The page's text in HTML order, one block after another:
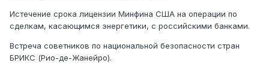
Истечение срока лицензии Минфина США на операции по
сделкам, касающимся энергетики, с российскими банками.
Встреча советников по национальной безопасности стран
БРИКС (Рио-де-Жанейро).